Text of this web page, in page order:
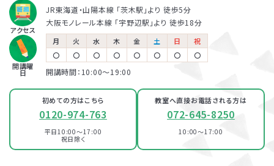
児童発達支援
放課後等デイサービス
資料・体験授業のお問い合わせ
アクセス
JR東海道・山陽本線 「茨木駅」より 徒歩5分
大阪モノレール本線 「宇野辺駅」より 徒歩18分
開講曜
日
月 火 水 木 金 土 日
祝
〇
〇 〇 〇 〇 〇 〇 〇
開講時間：10:00〜19:00
初めての方はこちら
0120-974-763
平日10:00～17:00
祝日除く
教室へ直接お電話される方は
072-645-8250
10:00～17:00
サポートします。
ログラムです。
京阪本線「寝屋川市駅」より徒歩3分
LITALICOジュニア
枚方教室
京阪本線・交野線「枚方市駅」東出口より徒歩5分
阪急京都本線「高槻市駅」より徒歩2分
JR「高槻駅」南口より徒歩9分
LITALICOジュニア
大日教室
LITALICOジュニア
寝屋川教室
京阪本線「寝屋川市駅」より徒歩3分